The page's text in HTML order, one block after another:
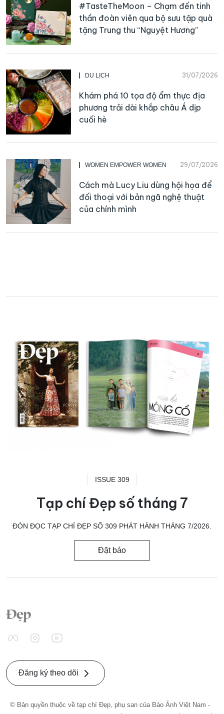
#TasteTheMoon – Chạm đến tinh
thần đoàn viên qua bộ sưu tập quà
tặng Trung thu “Nguyệt Hương”
DU LỊCH 31/07/2026
Khám phá 10 tọa độ ẩm thực địa
phương trải dài khắp châu Á dịp
cuối hè
WOMEN EMPOWER WOMEN 29/07/2026
Cách mà Lucy Liu dùng hội họa để
đối thoại với bản ngã nghệ thuật
của chính mình
ISSUE 309
Tạp chí Đẹp số tháng 7
ĐÓN ĐỌC TẠP CHÍ ĐẸP SỐ 309 PHÁT HÀNH THÁNG 7/2026.
Đặt báo
Đăng ký theo dõi
© Bản quyền thuộc về tạp chí Đẹp, phụ san của Báo Ảnh Việt Nam -